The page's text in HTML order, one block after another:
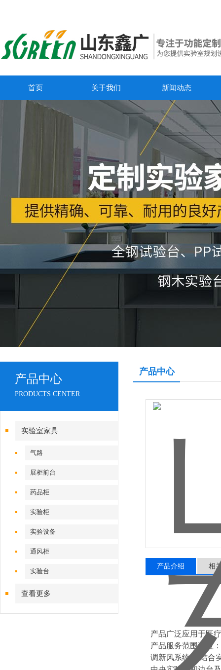
首页 关于我们 新闻动态
产品中心
PRODUCTS CENTER
实验室家具
气路
展柜前台
药品柜
实验柜
实验设备
通风柜
实验台
查看更多
产品中心
产品介绍 相
产品广泛应用于医
产品服务范围涵盖
调新风系统。 结合